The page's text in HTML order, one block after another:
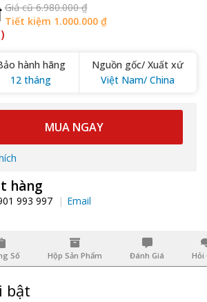
Giá cũ 6.980.000 ₫
Tiết kiệm 1.000.000 ₫
hành hãng
12 tháng
Nguồn gốc/ Xuất xứ
Việt Nam/ China
MUA NGAY
hàng
993 997 Email
Số Hộp Sản Phẩm Đánh Giá Hỏi
bật